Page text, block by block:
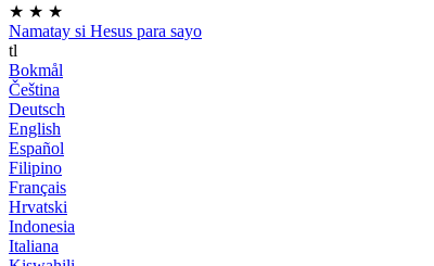
★ ★ ★
Namatay si Hesus para sayo
tl
Bokmål
Čeština
Deutsch
English
Español
Filipino
Français
Hrvatski
Indonesia
Italiana